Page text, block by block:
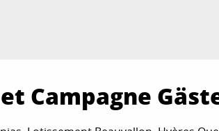
Campagne